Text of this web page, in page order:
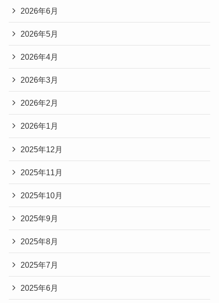
2026年6月
2026年5月
2026年4月
2026年3月
2026年2月
2026年1月
2025年12月
2025年11月
2025年10月
2025年9月
2025年8月
2025年7月
2025年6月